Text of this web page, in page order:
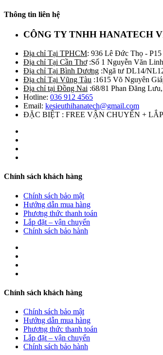
Thông tin liên hệ
CÔNG TY TNHH HANATECH
Địa chỉ Tại TPHCM: 936 Lê Đức Thọ -
Địa chỉ Tại Cần Thơ:Số 1 Nguyễn Văn
Địa chỉ Tại Bình Dương :Ngã tư DL14/
Địa chỉ Tại Vũng Tàu :1615 Võ Nguyên
Địa chỉ tại Đồng Nai :68/81 Phan Đăng
Hotline: 036 912 4565
Email: kesieuthihanatech@gmail.com
ĐẶC BIỆT : FREE VẬN CHUYỂN +
Chính sách khách hàng
Chính sách bảo mật
Hướng dẫn mua hàng
Phương thức thanh toán
Lắp đặt – vận chuyển
Chính sách bảo hành
Chính sách khách hàng
Chính sách bảo mật
Hướng dẫn mua hàng
Phương thức thanh toán
Lắp đặt – vận chuyển
Chính sách bảo hành